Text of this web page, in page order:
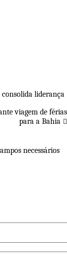
consolida liderança
viagem de férias
para a Bahia
necessários